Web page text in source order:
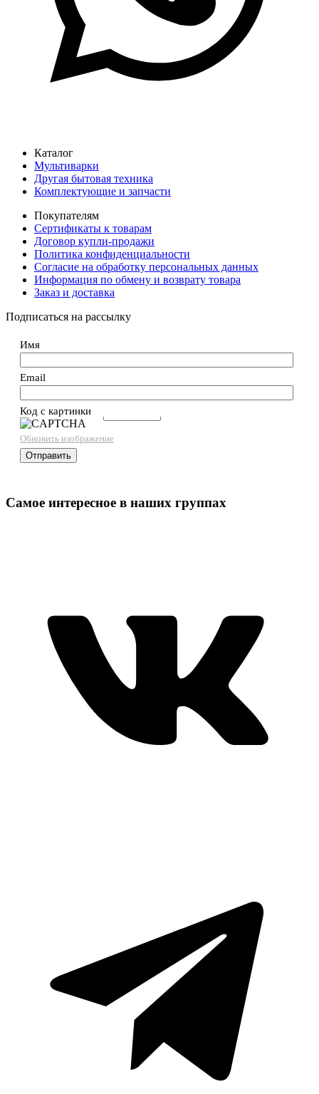
Каталог
Мультиварки
Другая бытовая техника
Комплектующие и запчасти
Покупателям
Сертификаты к товарам
Договор купли-продажи
Политика конфиденциальности
Согласие на обработку персональных данных
Информация по обмену и возврату товара
Заказ и доставка
Подписаться на рассылку
Имя
Email
Код с картинки→
Обновить изображение
Самое интересное в наших группах